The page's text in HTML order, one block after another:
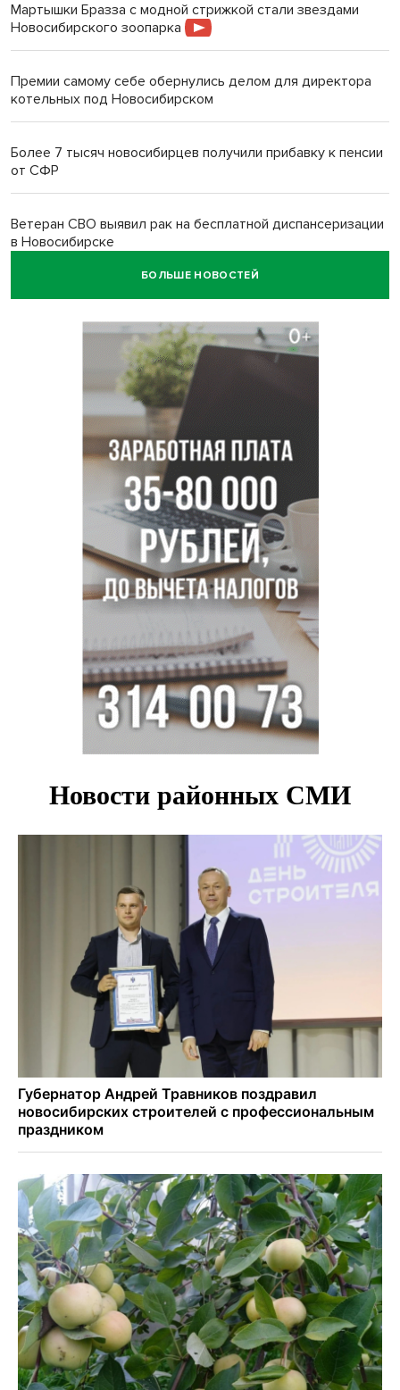
Мартышки Бразза с модной стрижкой стали звездами
Новосибирского зоопарка
Премии самому себе обернулись делом для директора
котельных под Новосибирском
Более 7 тысяч новосибирцев получили прибавку к пенсии
от СФР
Ветеран СВО выявил рак на бесплатной диспансеризации
в Новосибирске
БОЛЬШЕ НОВОСТЕЙ